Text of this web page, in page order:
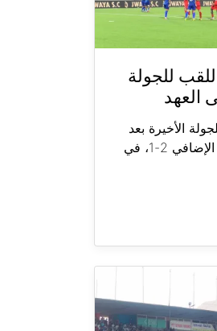
للجولة
العهد
الأخيرة بعد
فوزه على العهد في الوقت الإضافي 2-1، في